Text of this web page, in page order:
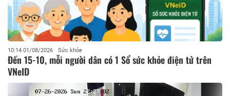
10:14 01/08/2026 Sức khỏe
Đến 15-10, mỗi người dân có 1 Sổ sức khỏe điện tử trên
VNeID